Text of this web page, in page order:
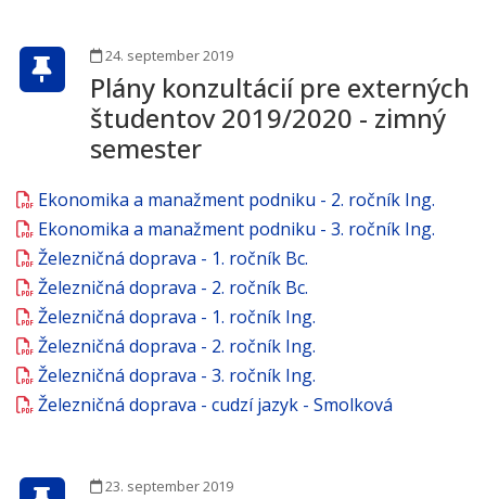
24. september 2019
Plány konzultácií pre externých
študentov 2019/2020 - zimný
semester
Ekonomika a manažment podniku - 2. ročník Ing.
Ekonomika a manažment podniku - 3. ročník Ing.
Železničná doprava - 1. ročník Bc.
Železničná doprava - 2. ročník Bc.
Železničná doprava - 1. ročník Ing.
Železničná doprava - 2. ročník Ing.
Železničná doprava - 3. ročník Ing.
Železničná doprava - cudzí jazyk - Smolková
23. september 2019